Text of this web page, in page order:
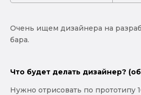
Очень ищем дизайнера на
бара.
Что будет делать дизайнер?
Нужно отрисовать по прототипу